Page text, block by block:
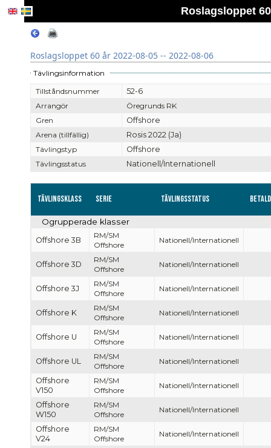
Roslagsloppet
Roslagsloppet 60 år 2022-08-05 -- 2022-08-06
Tävlingsinformation
Tillståndsnummer
52-6
Arrangör
Öregrunds RK
Gren
Offshore
Arena (tillfällig)
Rosis 2022 (Ja)
Tävlingstyp
Offshore
Tävlingsstatus
Nationell/Internationell
Tävlingsklass Serie Tävlingsstatus
Ogrupperade klasser
Offshore 3B
RM/SM
Offshore
Nationell/Internationell
Offshore 3D
RM/SM
Offshore
Nationell/Internationell
Offshore 3J
RM/SM
Offshore
Nationell/Internationell
Offshore K
RM/SM
Offshore
Nationell/Internationell
Offshore U
RM/SM
Offshore
Nationell/Internationell
Offshore UL
RM/SM
Offshore
Nationell/Internationell
Offshore
V150
RM/SM
Offshore
Nationell/Internationell
Offshore
W150
RM/SM
Offshore
Nationell/Internationell
Offshore
V24
RM/SM
Offshore
Nationell/Internationell